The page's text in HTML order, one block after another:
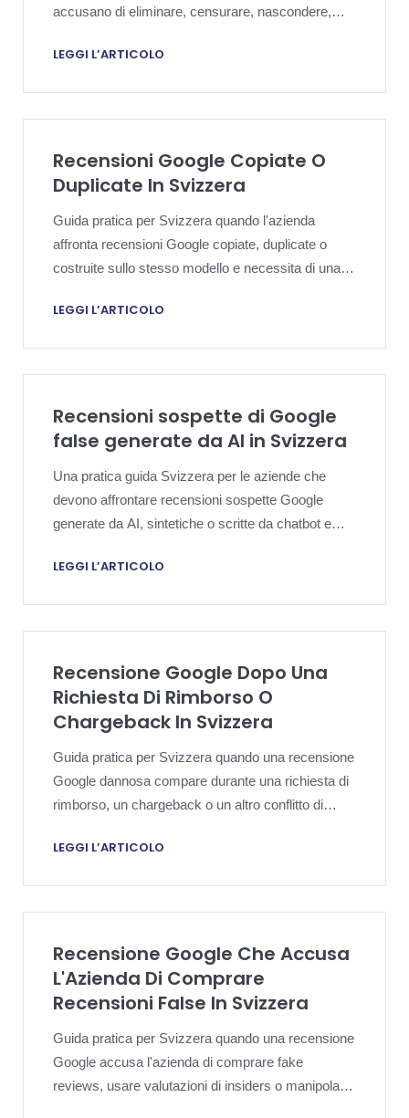
accusano di eliminare, censurare, nascondere,
clienti e che necessitano di una strategia di
LEGGI L’ARTICOLO
Recensioni Google Copiate O
Duplicate In Svizzera
Guida pratica per Svizzera quando l'azienda
affronta recensioni Google copiate, duplicate o
costruite sullo stesso modello e necessita di una
LEGGI L’ARTICOLO
Recensioni sospette di Google
false generate da AI in Svizzera
Una pratica guida Svizzera per le aziende che
devono affrontare recensioni sospette Google
generate da AI, sintetiche o scritte da chatbot e
basata su prove.
LEGGI L’ARTICOLO
Recensione Google Dopo Una
Richiesta Di Rimborso O
Chargeback In Svizzera
Guida pratica per Svizzera quando una recensione
Google dannosa compare durante una richiesta di
rimborso, un chargeback o un altro conflitto di
LEGGI L’ARTICOLO
Recensione Google Che Accusa
L'Azienda Di Comprare
Recensioni False In Svizzera
Guida pratica per Svizzera quando una recensione
Google accusa l'azienda di comprare fake
reviews, usare valutazioni di insiders o manipolare